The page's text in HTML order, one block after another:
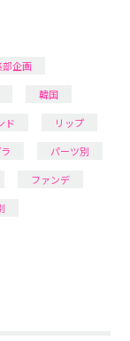
部企画
韓国
ド
リップ
パーツ別
ファンデ